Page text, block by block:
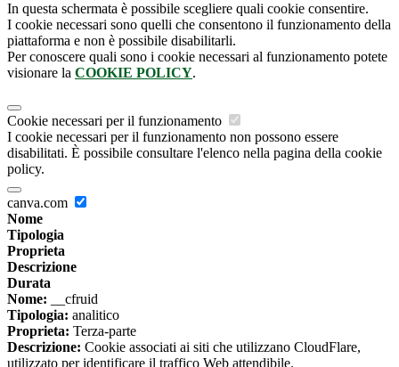
In questa schermata è possibile scegliere quali cookie consentire.
I cookie necessari sono quelli che consentono il funzionamento della
piattaforma e non è possibile disabilitarli.
Per conoscere quali sono i cookie necessari al funzionamento potete
visionare la COOKIE POLICY.
Cookie necessari per il funzionamento
I cookie necessari per il funzionamento non possono essere
disabilitati. È possibile consultare l'elenco nella pagina della cookie
policy.
canva.com
Nome
Tipologia
Proprieta
Descrizione
Durata
Nome: __cfruid
Tipologia: analitico
Proprieta: Terza-parte
Descrizione: Cookie associati ai siti che utilizzano CloudFlare,
utilizzato per identificare il traffico Web attendibile.